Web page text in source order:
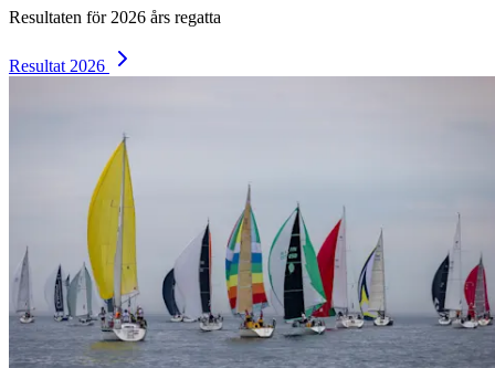
Resultaten för 2026 års regatta
Resultat 2026